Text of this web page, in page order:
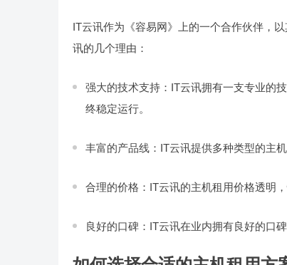
IT云讯作为《容易网》上的一个合作伙伴，
讯的几个理由：
强大的技术支持：IT云讯拥有一支专业的
终稳定运行。
丰富的产品线：IT云讯提供多种类型的主
合理的价格：IT云讯的主机租用价格透明
良好的口碑：IT云讯在业内拥有良好的口